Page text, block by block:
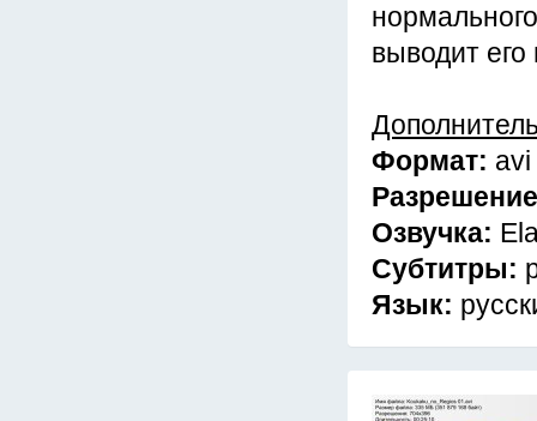
выводит
Формат: avi
Озвучка:
Субтитры:
Язык: